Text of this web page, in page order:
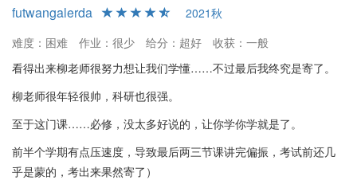
futwangalerda
2021秋
难度：困难
作业：很少 给分：超好
收获：一般
看得出来柳老师很努力想让我们学懂……不过最后我终究是寄了。
柳老师很年轻很帅，科研也很强。
至于这门课……必修，没太多好说的，让你学你学就是了。
前半个学期有点压速度，导致最后两三节课讲完偏振，考试前还几
乎是蒙的，考出来果然寄了）